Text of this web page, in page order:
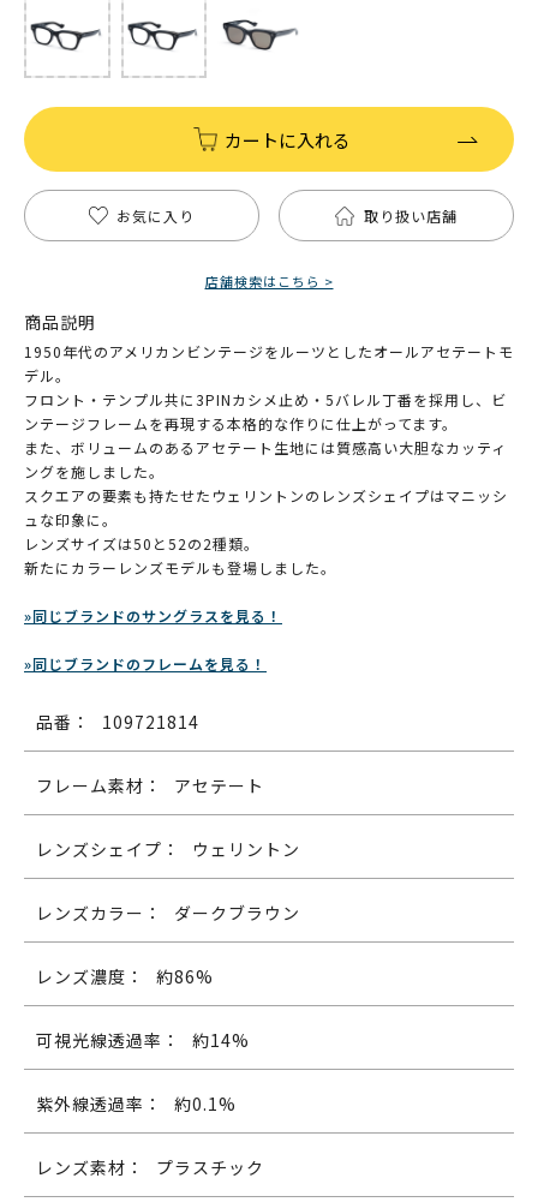
カートに入れる
お気に入り 取り扱い店舗
店舗検索はこちら >
商品説明
1950年代のアメリカンビンテージをルーツとしたオールアセテートモ
デル。
フロント・テンプル共に3PINカシメ止め・5バレル丁番を採用し、ビ
ンテージフレームを再現する本格的な作りに仕上がってます。
また、ボリュームのあるアセテート生地には質感高い大胆なカッティ
ングを施しました。
スクエアの要素も持たせたウェリントンのレンズシェイプはマニッシ
ュな印象に。
レンズサイズは50と52の2種類。
新たにカラーレンズモデルも登場しました。
»同じブランドのサングラスを見る！
»同じブランドのフレームを見る！
品番： 109721814
フレーム素材： アセテート
レンズシェイプ： ウェリントン
レンズカラー： ダークブラウン
レンズ濃度： 約86%
可視光線透過率： 約14%
紫外線透過率： 約0.1%
レンズ素材： プラスチック